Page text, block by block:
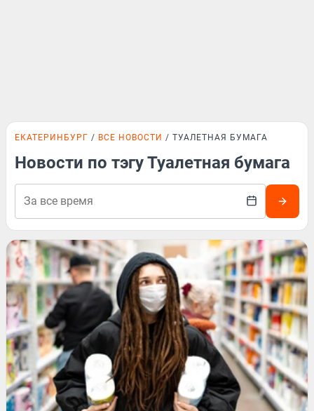
ЕКАТЕРИНБУРГ ВСЕ НОВОСТИ ТУАЛЕТНАЯ БУМАГА
Новости по тэгу Туалетная бумага